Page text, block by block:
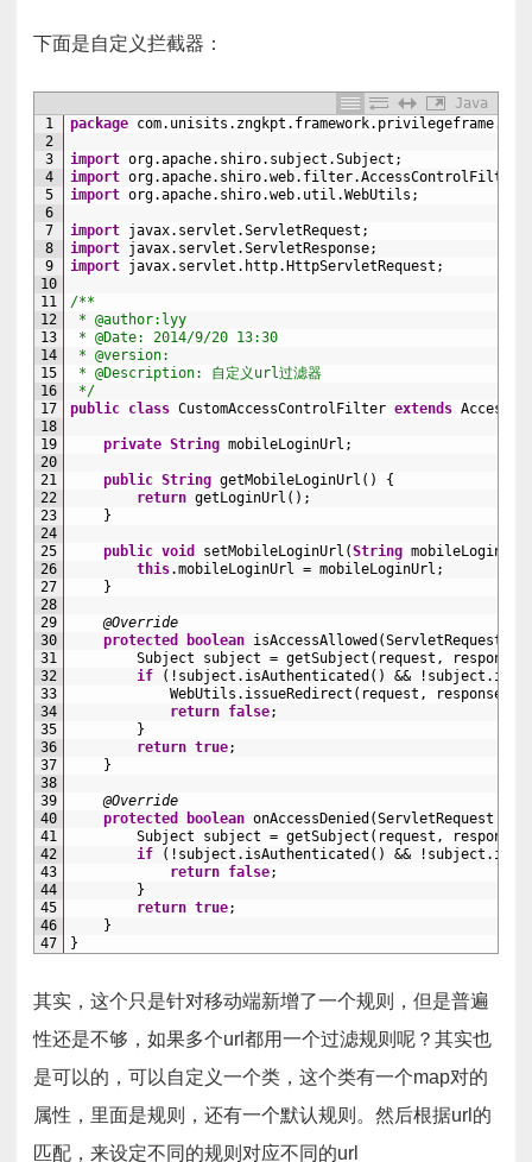
下面是自定义拦截器：
Java
1
2
3
4
5
6
7
8
9
10
11
12
13
14
15
16
17
18
19
20
21
22
23
24
25
26
27
28
29
30
31
32
33
34
35
36
37
38
39
40
41
42
43
44
45
46
47
package com. unisits . zngkpt . framework. privilegeframe.
import org.apache. shiro. subject .Subject ;
import org.apache. shiro.web. filter.AccessControlFilter
import org.apache. shiro.web. util .WebUtils ;
import javax. servlet .ServletRequest ;
import javax. servlet .ServletResponse;
import javax. servlet . http. HttpServletRequest ;
/**
* @author:lyy
* @Date: 2014/9/20 13:30
* @version:
* @Description: 自定义url过滤器
*/
public class CustomAccessControlFilter extends
private String mobileLoginUrl ;
public String getMobileLoginUrl ( )
{
return getLoginUrl ( ) ;
}
public void setMobileLoginUrl (String mobileLoginUrl
this.mobileLoginUrl = mobileLoginUrl ;
}
@Override
protected
boolean isAccessAllowed (ServletRequest
Subject subject = getSubject ( request , response
if
( ! subject . isAuthenticated ( ) && ! subject .
WebUtils . issueRedirect ( request , response
return false;
}
return true;
}
@Override
protected
boolean onAccessDenied (ServletRequest
Subject subject = getSubject ( request , response
if
( ! subject . isAuthenticated ( ) && ! subject .
return false;
}
return true;
}
}
其实，这个只是针对移动端新增了一个规则，但是普遍
性还是不够，如果多个url都用一个过滤规则呢？其实也
是可以的，可以自定义一个类，这个类有一个map对的
属性，里面是规则，还有一个默认规则。然后根据url的
匹配，来设定不同的规则对应不同的url